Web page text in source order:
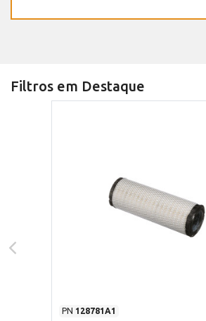
Filtros em Destaque
PN 128781A1